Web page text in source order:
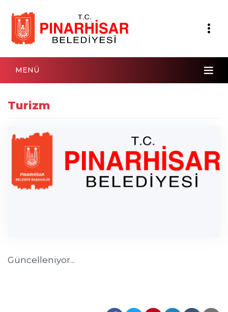
MENÜ
Turizm
Güncelleniyor...